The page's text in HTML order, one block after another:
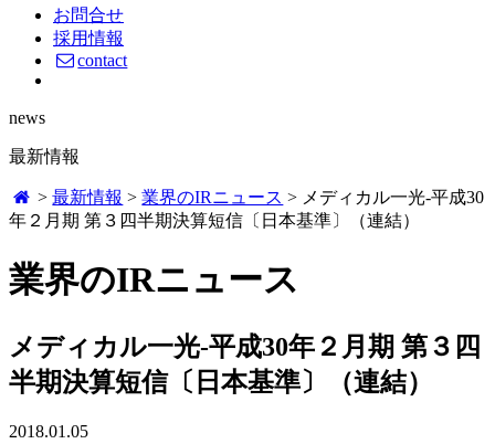
お問合せ
採用情報
contact
news
最新情報
>最新情報 >業界のIRニュース > メディカル一光-平成30
年２月期 第３四半期決算短信〔日本基準〕（連結）
業界のIRニュース
メディカル一光-平成30年２月期 第３四
半期決算短信〔日本基準〕（連結）
2018.01.05